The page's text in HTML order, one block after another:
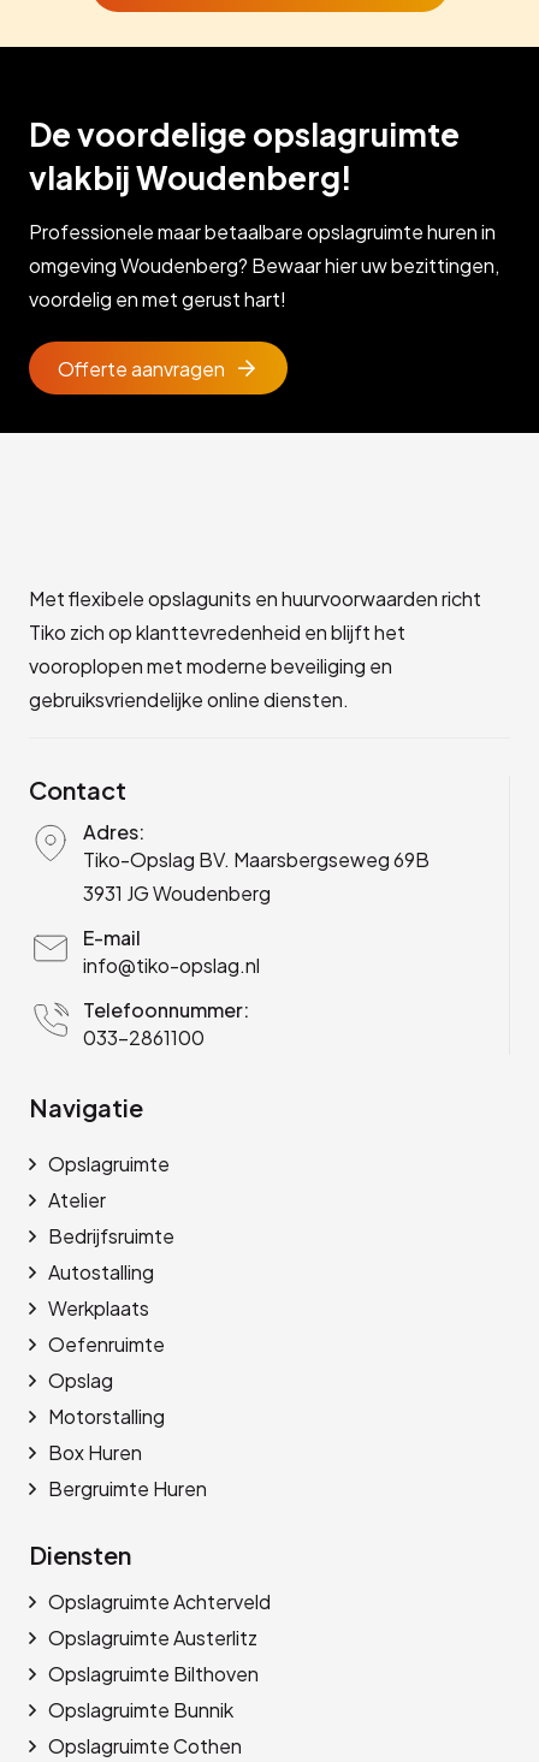
De voordelige opslagruimte
vlakbij Woudenberg!
Professionele maar betaalbare opslagruimte huren in
omgeving Woudenberg? Bewaar hier uw bezittingen,
voordelig en met gerust hart!
Offerte aanvragen
Met flexibele opslagunits en huurvoorwaarden richt
Tiko zich op klanttevredenheid en blijft het
vooroplopen met moderne beveiliging en
gebruiksvriendelijke online diensten.
Contact
Adres:
Tiko-Opslag BV. Maarsbergseweg 69B
3931 JG Woudenberg
E-mail
info@tiko-opslag.nl
Telefoonnummer:
033-2861100
Navigatie
Opslagruimte
Atelier
Bedrijfsruimte
Autostalling
Werkplaats
Oefenruimte
Opslag
Motorstalling
Box Huren
Bergruimte Huren
Diensten
Opslagruimte Achterveld
Opslagruimte Austerlitz
Opslagruimte Bilthoven
Opslagruimte Bunnik
Opslagruimte Cothen